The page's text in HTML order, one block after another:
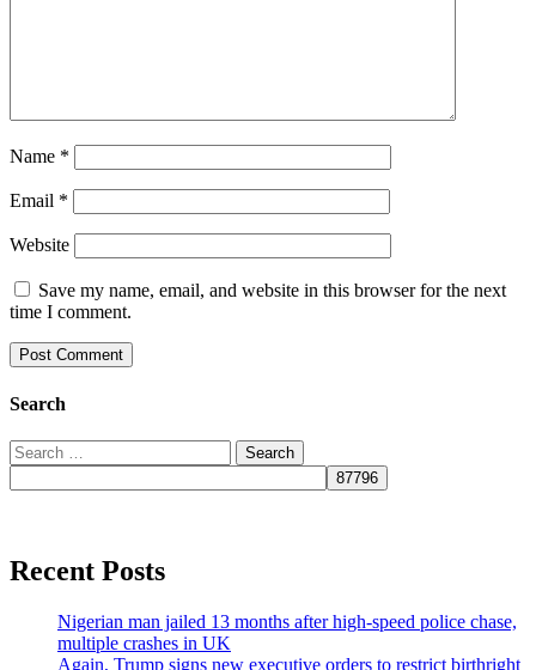
Name *
Email *
Website
Save my name, email, and website in this browser for the next
time I comment.
Search
Search
for:
Recent Posts
Nigerian man jailed 13 months after high-speed police chase,
multiple crashes in UK
Again, Trump signs new executive orders to restrict birthright